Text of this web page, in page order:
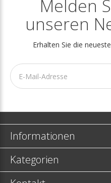
Melden
unseren
Erhalten Sie die
Informationen
Kategorien